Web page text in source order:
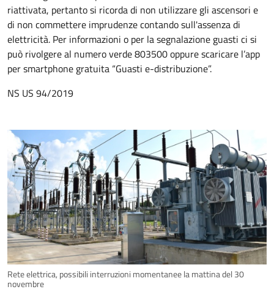
riattivata, pertanto si ricorda di non utilizzare gli ascensori e
di non commettere imprudenze contando sull'assenza di
elettricità. Per informazioni o per la segnalazione guasti ci si
può rivolgere al numero verde 803500 oppure scaricare l’app
per smartphone gratuita “Guasti e-distribuzione”.
NS US 94/2019
Rete elettrica, possibili interruzioni momentanee la mattina del 30
novembre